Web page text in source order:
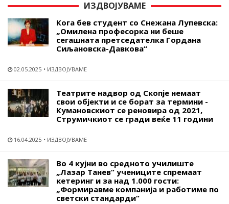
ИЗДВОЈУВАМЕ
Кога бев студент со Снежана Лупевска:
„Омилена професорка ни беше
сегашната претседателка Гордана
Сиљановска-Давкова“
02.05.2025 ИЗДВОЈУВАМЕ
Театрите надвор од Скопје немаат
свои објекти и се борат за термини -
Кумановскиот се реновира од 2021,
Струмичкиот се гради веќе 11 години
16.04.2025 ИЗДВОЈУВАМЕ
Во 4 кујни во средното училиште
„Лазар Танев“ учениците спремаат
кетеринг и за над 1.000 гости:
„Формиравме компанија и работиме по
светски стандарди“